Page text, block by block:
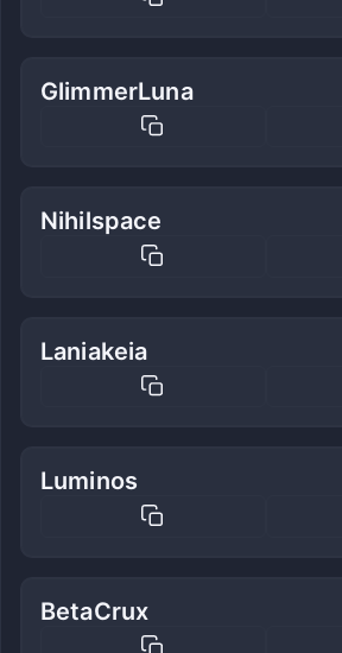
GlimmerLuna
Nihilspace
Laniakeia
Luminos
BetaCrux